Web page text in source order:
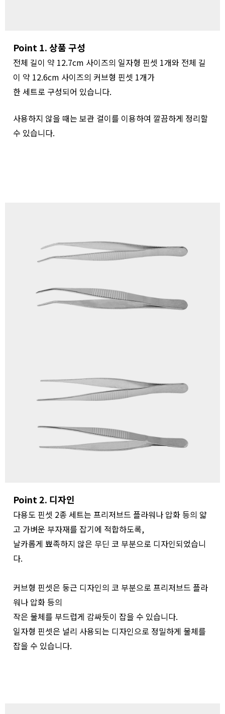
Point 1. 상품 구성
전체 길이 약 12.7cm 사이즈의 일자형 핀셋 1개와 전체 길
이 약 12.6cm 사이즈의 커브형 핀셋 1개가
한 세트로 구성되어 있습니다.
사용하지 않을 때는 보관 걸이를 이용하여 깔끔하게 정리할
수 있습니다.
Point 2. 디자인
다용도 핀셋 2종 세트는 프리저브드 플라워나 압화 등의 얇
고 가벼운 부자재를 잡기에 적합하도록,
날카롭게 뾰족하지 않은 무딘 코 부분으로 디자인되었습니
다.
커브형 핀셋은 둥근 디자인의 코 부분으로 프리저브드 플라
워나 압화 등의
작은 물체를 부드럽게 감싸듯이 잡을 수 있습니다.
일자형 핀셋은 널리 사용되는 디자인으로 정밀하게 물체를
잡을 수 있습니다.